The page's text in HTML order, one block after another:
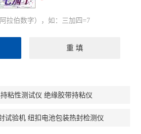
拉伯数字），如：三加四=7
粘性测试仪 绝缘胶带持粘仪
试验机 纽扣电池包装热封检测仪